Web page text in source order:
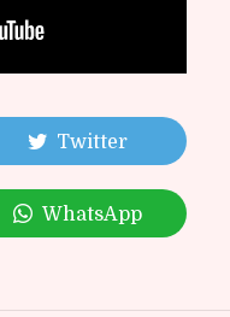
Twitter
WhatsApp